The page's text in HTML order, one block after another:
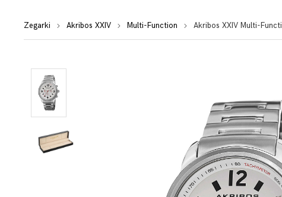
Zegarki Akribos XXIV Multi-Function Akribos XXIV Multi-